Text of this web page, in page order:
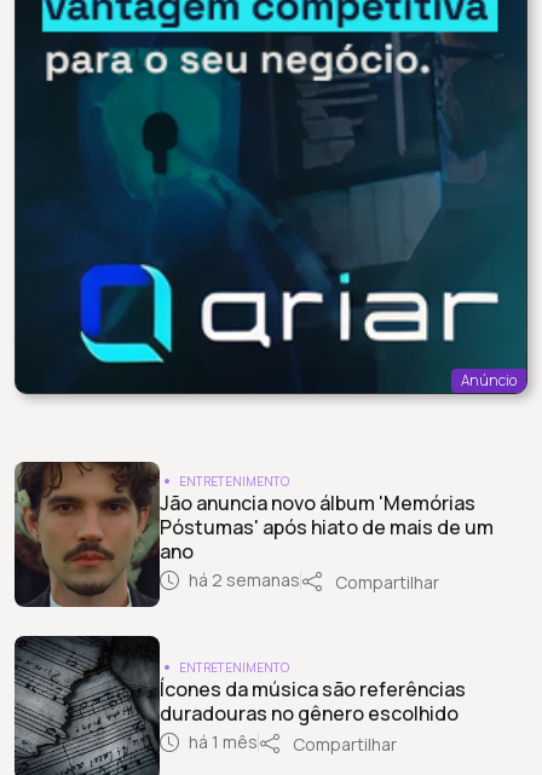
Anúncio
ENTRETENIMENTO
Jão anuncia novo álbum 'Memórias
Póstumas' após hiato de mais de um
ano
há 2 semanas Compartilhar
ENTRETENIMENTO
Ícones da música são referências
duradouras no gênero escolhido
há 1 mês Compartilhar